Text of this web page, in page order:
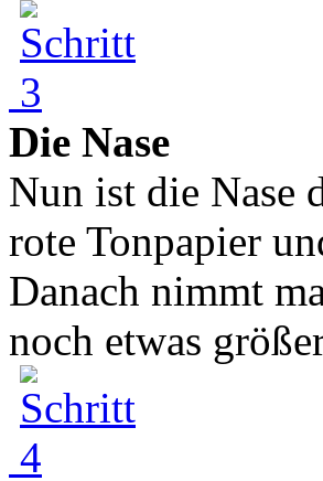
Die Nase
Nun ist die Nase
rote Tonpapier
Danach nimmt
noch etwas